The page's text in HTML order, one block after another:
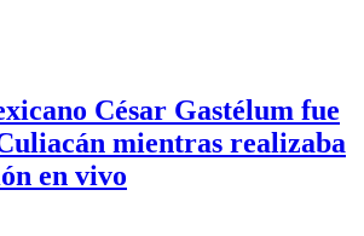
César Gastélum fue
mientras realizaba
en vivo